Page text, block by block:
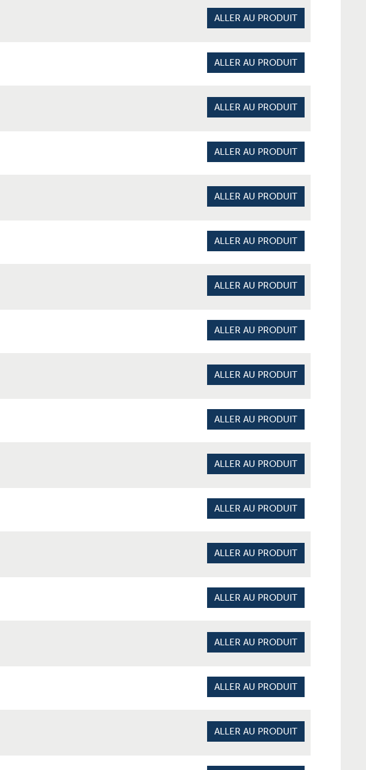
ALLER AU PRODUIT
ALLER AU PRODUIT
ALLER AU PRODUIT
ALLER AU PRODUIT
ALLER AU PRODUIT
ALLER AU PRODUIT
ALLER AU PRODUIT
ALLER AU PRODUIT
ALLER AU PRODUIT
ALLER AU PRODUIT
ALLER AU PRODUIT
ALLER AU PRODUIT
ALLER AU PRODUIT
ALLER AU PRODUIT
ALLER AU PRODUIT
ALLER AU PRODUIT
ALLER AU PRODUIT